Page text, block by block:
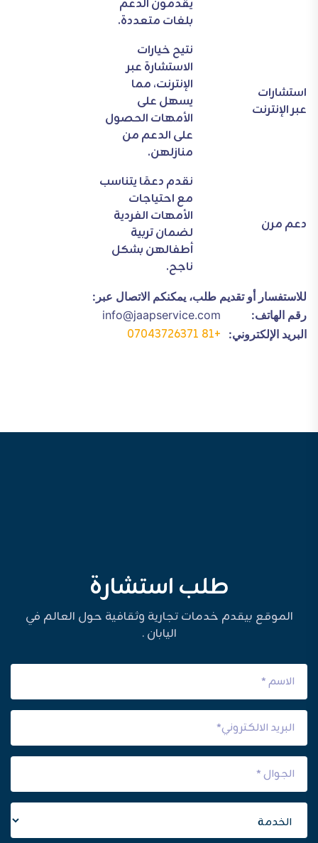
يقدمون الدعم
بلغات متعددة.
استشارات
عبر الإنترنت
نتيح خيارات
الاستشارة عبر
الإنترنت، مما
يسهل على
الأمهات الحصول
على الدعم من
منازلهن.
دعم مرن
نقدم دعمًا يتناسب
مع احتياجات
الأمهات الفردية
لضمان تربية
أطفالهن بشكل
ناجح.
للاستفسار أو تقديم طلب، يمكنكم الاتصال عبر:
رقم الهاتف:
info@jaapservice.com
البريد الإلكتروني:
+81 07043726371
طلب استشارة
الموقع بيقدم خدمات تجارية وثقافية حول العالم في
اليابان .